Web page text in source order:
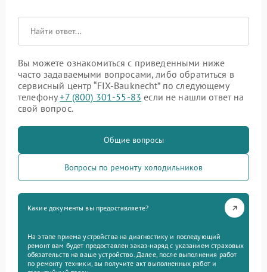
Вы можете ознакомиться с приведенными ниже
часто задаваемыми вопросами, либо обратиться в
сервисный центр “FIX-Bauknecht” по следующему
телефону+7 (800) 301-55-83 если не нашли ответ на
свой вопрос.
Общие вопросы
Вопросы по ремонту холодильников
Какие документы вы предоставляете?
На этапе приема устройства на диагностику и последующий
ремонт вам будет предоставлен заказ-наряд с указанием страховых
обязательств на ваше устройство. Далее, после выполнения работ
по ремонту техники, вы получите акт выполненных работ и